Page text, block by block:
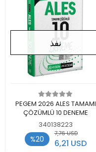
لايوجد في المخزن
نفذ
PEGEM 2026 ALES TAMAMI
ÇÖZÜMLÜ 10 DENEME
340138223
%20
7,76 USD
6,21 USD